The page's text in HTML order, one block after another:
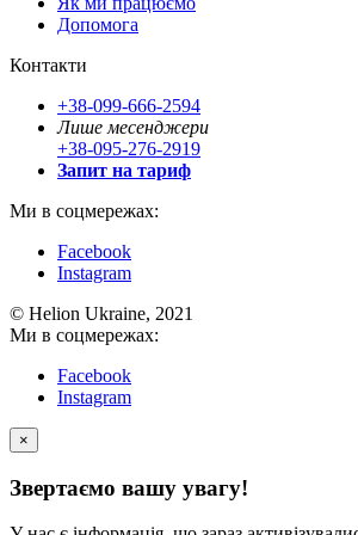
Допомога
Контакти
+38-099-666-2594
Лише месенджери
+38-095-276-2919
Запит на тариф
Ми в соцмережах:
Facebook
Instagram
© Helion Ukraine, 2021
Ми в соцмережах:
Facebook
Instagram
×
Звертаємо вашу увагу!